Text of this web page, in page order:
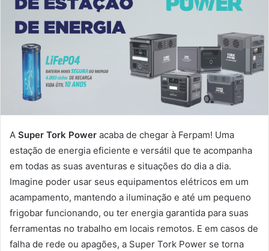
A Super Tork Power acaba de chegar à Ferpam! Uma
estação de energia eficiente e versátil que te acompanha
em todas as suas aventuras e situações do dia a dia.
Imagine poder usar seus equipamentos elétricos em um
acampamento, mantendo a iluminação e até um pequeno
frigobar funcionando, ou ter energia garantida para suas
ferramentas no trabalho em locais remotos. E em casos de
falha de rede ou apagões, a Super Tork Power se torna